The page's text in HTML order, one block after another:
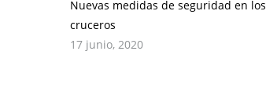
Nuevas medidas de seguridad en los
cruceros
17 junio, 2020